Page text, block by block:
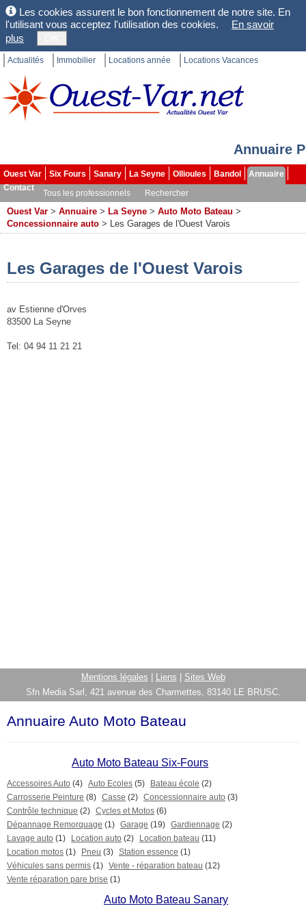
Les cookies assurent le bon fonctionnement de notre site. En
l'utilisant vous acceptez l'utilisation des cookies.
En savoir
plus
Actualités Immobilier Locations année Locations Vacances
Annuaire
Ouest Var Six Fours Sanary La Seyne Ollioules Bandol
Annuaire
Contact
Tous les professionnels Rechercher
Ouest Var > Annuaire > La Seyne > Auto Moto Bateau >
Concessionnaire auto > Les Garages de l'Ouest Varois
Les Garages de l'Ouest Varois
av Estienne d'Orves
83500 La Seyne
Tel: 04 94 11 21 21
Mentions légales Liens
Sites Web
Sfn Media Sarl, 421 avenue des Charmettes, 83140 LE BRUSC.
Annuaire Auto Moto Bateau
Auto Moto Bateau Six-Fours
Accessoires Auto (4) Auto Ecoles (5) Bateau école (2)
Carrosserie Peinture (8) Casse (2) Concessionnaire auto (3)
Contrôle technique (2) Cycles et Motos (6)
Dépannage Remorquage (1) Garage (19) Gardiennage (2)
Lavage auto (1) Location auto (2) Location bateau (11)
Location motos (1) Pneu (3) Station essence (1)
Véhicules sans permis (1) Vente - réparation bateau (12)
Vente réparation pare brise (1)
Auto Moto Bateau Sanary